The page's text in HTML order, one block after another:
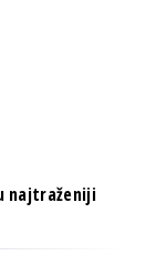
najtraženiji